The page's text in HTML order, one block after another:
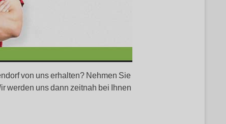
von uns erhalten? Nehmen Sie
werden uns dann zeitnah bei Ihnen